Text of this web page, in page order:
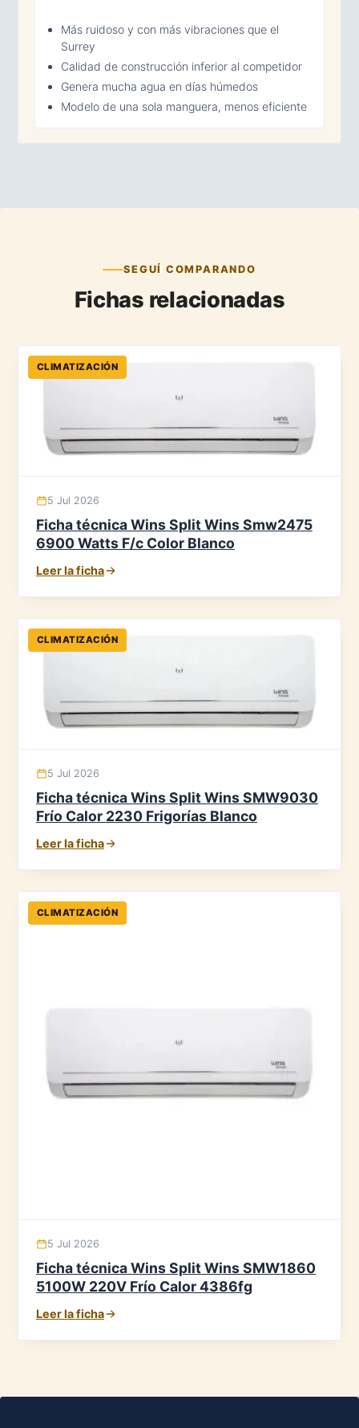
Más ruidoso y con más vibraciones que el
Surrey
Calidad de construcción inferior al competidor
Genera mucha agua en días húmedos
Modelo de una sola manguera, menos eficiente
SEGUÍ COMPARANDO
Fichas relacionadas
CLIMATIZACIÓN
5 Jul 2026
Ficha técnica Wins Split Wins Smw2475
6900 Watts F/c Color Blanco
Leer la ficha
CLIMATIZACIÓN
5 Jul 2026
Ficha técnica Wins Split Wins SMW9030
Frío Calor 2230 Frigorías Blanco
Leer la ficha
CLIMATIZACIÓN
5 Jul 2026
Ficha técnica Wins Split Wins SMW1860
5100W 220V Frío Calor 4386fg
Leer la ficha